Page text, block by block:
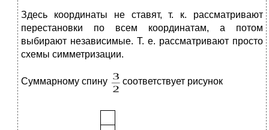
Здесь координаты не ставят, т. к. рассматривают
перестановки по всем координатам, а потом
выбирают независимые. Т. е. рассматривают просто
схемы симметризации.
Суммарному спину соответствует рисунок